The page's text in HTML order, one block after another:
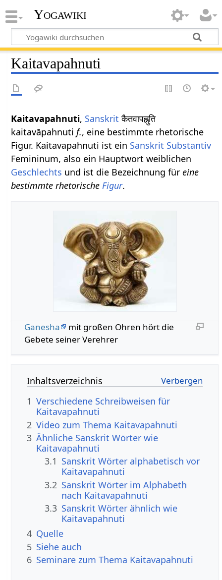
Yogawiki
Kaitavapahnuti
Kaitavapahnuti, Sanskrit कैतवापह्नुति
kaitavāpahnutif., eine bestimmte rhetorische
Figur. Kaitavapahnuti ist ein Sanskrit Substantiv
Femininum, also ein Hauptwort weiblichen
Geschlechts und ist die Bezeichnung füreine
bestimmte rhetorischeFigur.
Ganesha
mit großen Ohren hört die
Gebete seiner Verehrer
Inhaltsverzeichnis
1 Verschiedene Schreibweisen für
Kaitavapahnuti
2 Video zum Thema Kaitavapahnuti
3 Ähnliche Sanskrit Wörter wie
Kaitavapahnuti
3.1 Sanskrit Wörter alphabetisch vor
Kaitavapahnuti
3.2 Sanskrit Wörter im Alphabeth
nach Kaitavapahnuti
3.3 Sanskrit Wörter ähnlich wie
Kaitavapahnuti
4 Quelle
5 Siehe auch
6 Seminare zum Thema Kaitavapahnuti